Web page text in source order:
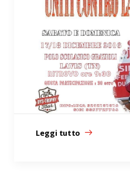
Leggi tutto